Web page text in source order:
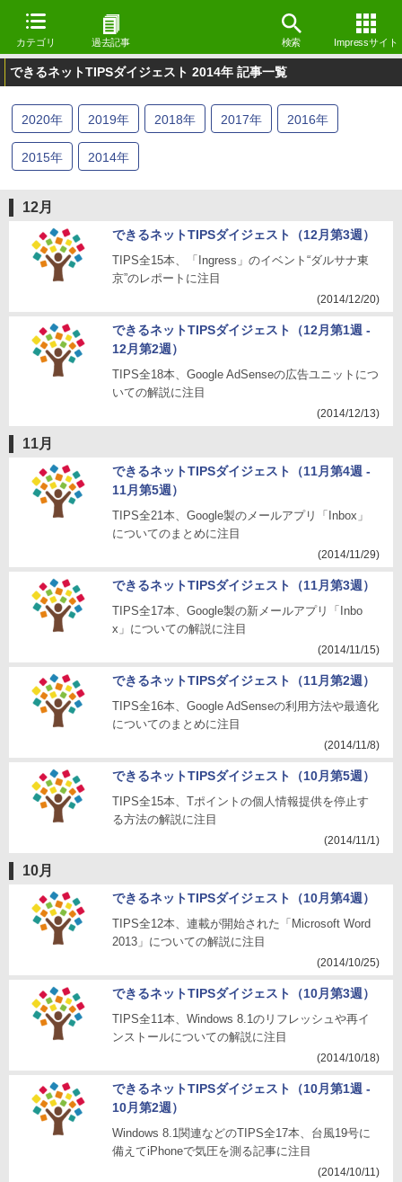
カテゴリ 過去記事 検索 Impressサイト
できるネットTIPSダイジェスト 2014年 記事一覧
2020年 2019年 2018年 2017年 2016年
2015年 2014年
12月
できるネットTIPSダイジェスト（12月第3週）
TIPS全15本、「Ingress」のイベント“ダルサナ東
京”のレポートに注目
(2014/12/20)
できるネットTIPSダイジェスト（12月第1週 -
12月第2週）
TIPS全18本、Google AdSenseの広告ユニットにつ
いての解説に注目
(2014/12/13)
11月
できるネットTIPSダイジェスト（11月第4週 -
11月第5週）
TIPS全21本、Google製のメールアプリ「Inbox」
についてのまとめに注目
(2014/11/29)
できるネットTIPSダイジェスト（11月第3週）
TIPS全17本、Google製の新メールアプリ「Inbo
x」についての解説に注目
(2014/11/15)
できるネットTIPSダイジェスト（11月第2週）
TIPS全16本、Google AdSenseの利用方法や最適化
についてのまとめに注目
(2014/11/8)
できるネットTIPSダイジェスト（10月第5週）
TIPS全15本、Tポイントの個人情報提供を停止す
る方法の解説に注目
(2014/11/1)
10月
できるネットTIPSダイジェスト（10月第4週）
TIPS全12本、連載が開始された「Microsoft Word
2013」についての解説に注目
(2014/10/25)
できるネットTIPSダイジェスト（10月第3週）
TIPS全11本、Windows 8.1のリフレッシュや再イ
ンストールについての解説に注目
(2014/10/18)
できるネットTIPSダイジェスト（10月第1週 -
10月第2週）
Windows 8.1関連などのTIPS全17本、台風19号に
備えてiPhoneで気圧を測る記事に注目
(2014/10/11)